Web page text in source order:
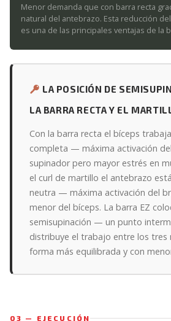
Menor demanda que con barra recta
natural del antebrazo. Esta reducción
es una de las principales ventajas de la
LA POSICIÓN DE
LA BARRA RECTA Y EL
Con la barra recta el bíceps
completa — máxima activación
supinador pero mayor estrés en
el curl de martillo el antebrazo
neutra — máxima activación del
menor del bíceps. La barra EZ
semisupinación — un punto
distribuye el trabajo entre los tres
forma más equilibrada y con
03 — EJECUCIÓN